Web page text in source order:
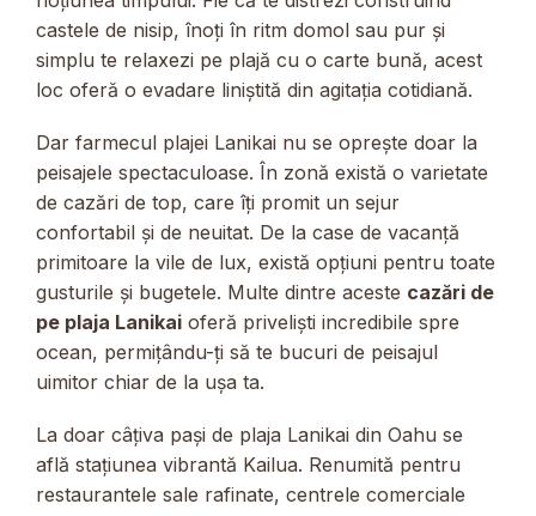
castele de nisip, înoți în ritm domol sau pur și
simplu te relaxezi pe plajă cu o carte bună, acest
loc oferă o evadare liniștită din agitația cotidiană.
Dar farmecul plajei Lanikai nu se oprește doar la
peisajele spectaculoase. În zonă există o varietate
de cazări de top, care îți promit un sejur
confortabil și de neuitat. De la case de vacanță
primitoare la vile de lux, există opțiuni pentru toate
gusturile și bugetele. Multe dintre aceste cazări de
pe plaja Lanikai oferă priveliști incredibile spre
ocean, permițându-ți să te bucuri de peisajul
uimitor chiar de la ușa ta.
La doar câțiva pași de plaja Lanikai din Oahu se
află stațiunea vibrantă Kailua. Renumită pentru
restaurantele sale rafinate, centrele comerciale